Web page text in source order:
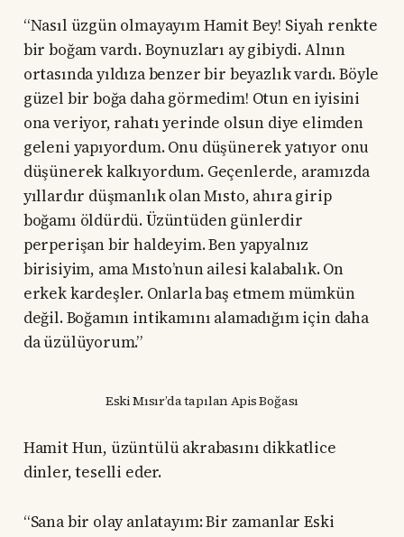
“Nasıl üzgün olmayayım Hamit Bey! Siyah renkte
bir boğam vardı. Boynuzları ay gibiydi. Alnın
ortasında yıldıza benzer bir beyazlık vardı. Böyle
güzel bir boğa daha görmedim! Otun en iyisini
ona veriyor, rahatı yerinde olsun diye elimden
geleni yapıyordum. Onu düşünerek yatıyor onu
düşünerek kalkıyordum. Geçenlerde, aramızda
yıllardır düşmanlık olan Mısto, ahıra girip
boğamı öldürdü. Üzüntüden günlerdir
perperişan bir haldeyim. Ben yapyalnız
birisiyim, ama Mısto’nun ailesi kalabalık. On
erkek kardeşler. Onlarla baş etmem mümkün
değil. Boğamın intikamını alamadığım için daha
da üzülüyorum.”
Eski Mısır’da tapılan Apis Boğası
Hamit Hun, üzüntülü akrabasını dikkatlice
dinler, teselli eder.
“Sana bir olay anlatayım: Bir zamanlar Eski